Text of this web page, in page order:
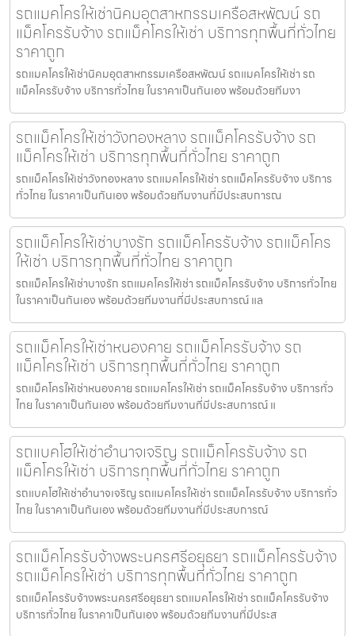
รถแมคโครให้เช่านิคมอุตสาหกรรมเครือสหพัฒน์ รถ
แม็คโครรับจ้าง รถแม็คโครให้เช่า บริการทุกพื้นที่ทั่วไทย
ราคาถูก
รถแมคโครให้เช่านิคมอุตสาหกรรมเครือสหพัฒน์ รถแมคโครให้เช่า รถ
แม็คโครรับจ้าง บริการทั่วไทย ในราคาเป็นกันเอง พร้อมด้วยทีมงา
รถแม็คโครให้เช่าวังทองหลาง รถแม็คโครรับจ้าง รถ
แม็คโครให้เช่า บริการทุกพื้นที่ทั่วไทย ราคาถูก
รถแม็คโครให้เช่าวังทองหลาง รถแมคโครให้เช่า รถแม็คโครรับจ้าง บริการ
ทั่วไทย ในราคาเป็นกันเอง พร้อมด้วยทีมงานที่มีประสบการณ
รถแม็คโครให้เช่าบางรัก รถแม็คโครรับจ้าง รถแม็คโคร
ให้เช่า บริการทุกพื้นที่ทั่วไทย ราคาถูก
รถแม็คโครให้เช่าบางรัก รถแมคโครให้เช่า รถแม็คโครรับจ้าง บริการทั่วไทย
ในราคาเป็นกันเอง พร้อมด้วยทีมงานที่มีประสบการณ์ แล
รถแม็คโครให้เช่าหนองคาย รถแม็คโครรับจ้าง รถ
แม็คโครให้เช่า บริการทุกพื้นที่ทั่วไทย ราคาถูก
รถแม็คโครให้เช่าหนองคาย รถแมคโครให้เช่า รถแม็คโครรับจ้าง บริการทั่ว
ไทย ในราคาเป็นกันเอง พร้อมด้วยทีมงานที่มีประสบการณ์ แ
รถแบคโฮให้เช่าอำนาจเจริญ รถแม็คโครรับจ้าง รถ
แม็คโครให้เช่า บริการทุกพื้นที่ทั่วไทย ราคาถูก
รถแบคโฮให้เช่าอำนาจเจริญ รถแมคโครให้เช่า รถแม็คโครรับจ้าง บริการทั่ว
ไทย ในราคาเป็นกันเอง พร้อมด้วยทีมงานที่มีประสบการณ์
รถแม็คโครรับจ้างพระนครศรีอยุธยา รถแม็คโครรับจ้าง
รถแม็คโครให้เช่า บริการทุกพื้นที่ทั่วไทย ราคาถูก
รถแม็คโครรับจ้างพระนครศรีอยุธยา รถแมคโครให้เช่า รถแม็คโครรับจ้าง
บริการทั่วไทย ในราคาเป็นกันเอง พร้อมด้วยทีมงานที่มีประส